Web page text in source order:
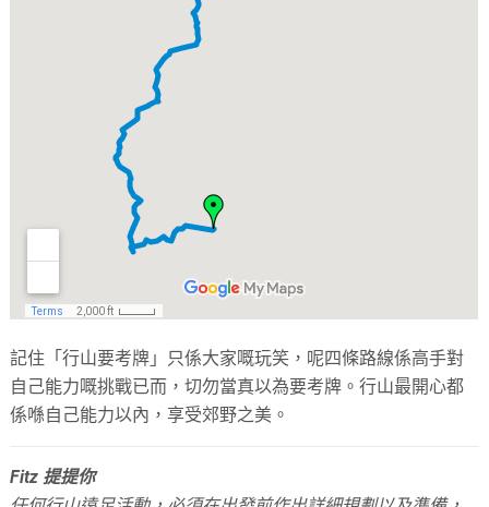
記住「行山要考牌」只係大家嘅玩笑，呢四條路線係高手對
自己能力嘅挑戰已而，切勿當真以為要考牌。行山最開心都
係喺自己能力以內，享受郊野之美。
Fitz 提提你